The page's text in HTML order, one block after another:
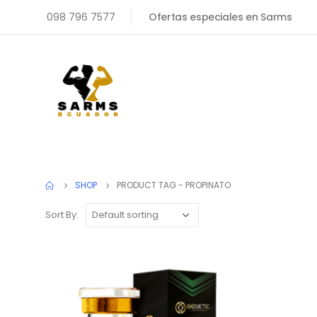
098 796 7577 Ofertas especiales en Sarms
SHOP PRODUCT TAG - PROPINATO
Sort By: